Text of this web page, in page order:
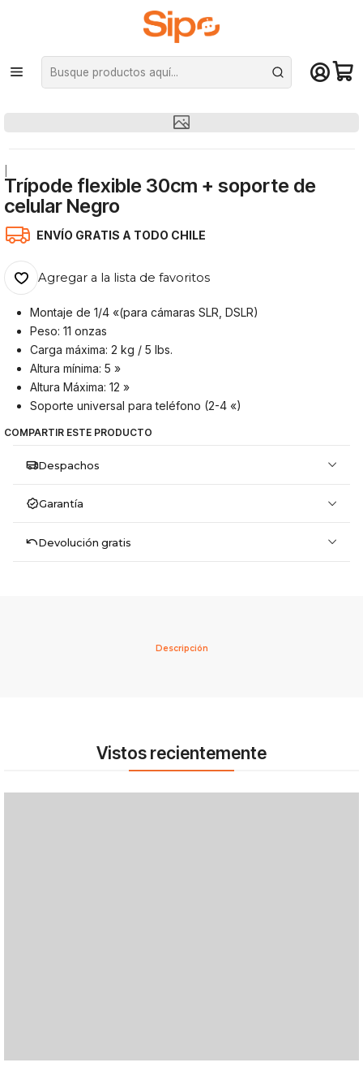
¡Compra hasta mediodía y recibe hoy! De lunes a sábado en el gran
Santiago. Envío gratis desde $29.990
Inicio Otras categorías Trípodes
Trípode flexible 30cm + soporte de celular Negro
Trípode flexible 30cm + soporte de
celular Negro
ENVÍO GRATIS A TODO CHILE
Agregar a la lista de favoritos
Montaje de 1/4 «(para cámaras SLR, DSLR)
Peso: 11 onzas
Carga máxima: 2 kg / 5 lbs.
Altura mínima: 5 »
Altura Máxima: 12 »
Soporte universal para teléfono (2-4 «)
COMPARTIR ESTE PRODUCTO
Despachos
Garantía
Devolución gratis
Descripción
Vistos recientemente